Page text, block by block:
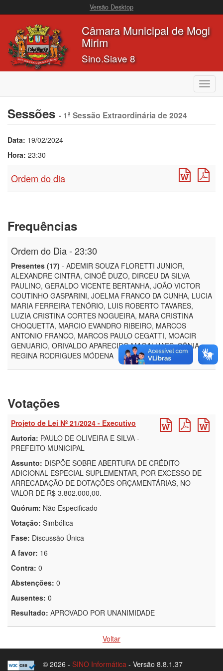
Versão Desktop
Câmara Municipal de Mogi
Mirim
Sino.Siave 8
Sessões - 1ª Sessão Extraordinária de 2024
Data: 19/02/2024
Hora: 23:30
Ordem do dia
Frequências
Ordem do Dia - 23:30
Presentes (17) - ADEMIR SOUZA FLORETTI JUNIOR,
ALEXANDRE CINTRA, CINOÊ DUZO, DIRCEU DA SILVA
PAULINO, GERALDO VICENTE BERTANHA, JOÃO VICTOR
COUTINHO GASPARINI, JOELMA FRANCO DA CUNHA, LUCIA
MARIA FERREIRA TENÓRIO, LUIS ROBERTO TAVARES,
LUZIA CRISTINA CORTES NOGUEIRA, MARA CRISTINA
CHOQUETTA, MARCIO EVANDRO RIBEIRO, MARCOS
ANTONIO FRANCO, MARCOS PAULO CEGATTI, MOACIR
GENUARIO, ORIVALDO APARECIDO MAGALHAES, SÔNIA
REGINA RODRIGUES MÓDENA
Votações
Projeto de Lei Nº 21/2024 - Executivo
Autoria: PAULO DE OLIVEIRA E SILVA -
PREFEITO MUNICIPAL
Assunto: DISPÕE SOBRE ABERTURA DE CRÉDITO
ADICIONAL ESPECIAL SUPLEMENTAR, POR EXCESSO DE
ARRECADAÇÃO DE DOTAÇÕES ORÇAMENTÁRIAS, NO
VALOR DE R$ 3.802.000,00.
Quórum: Não Especificado
Votação: Simbólica
Fase: Discussão Única
A favor: 16
Contra: 0
Abstenções: 0
Ausentes: 0
Resultado: APROVADO POR UNANIMIDADE
Voltar
© 2026 - SINO Informática- Versão 8.8.1.37